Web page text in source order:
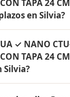
por
Silvia y todo
TAPA 24
en Silvia?
CM + JUEGO DE
de inicial y
24 meses. Aplica
✓ NANO
TAPA 24
Silvia?